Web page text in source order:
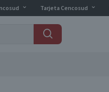
Tarjeta Cencosud